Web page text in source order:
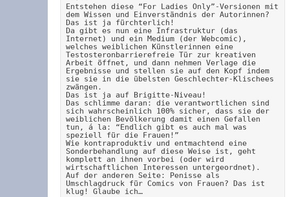
Entstehen diese “For Ladies Only”-Versionen mit
dem Wissen und Einverständnis der Autorinnen?
Das ist ja fürchterlich!
Da gibt es nun eine Infrastruktur (das
Internet) und ein Medium (der Webcomic),
welches weiblichen Künstlerinnen eine
Testosteronbarrierefreie Tür zur kreativen
Arbeit öffnet, und dann nehmen Verlage die
Ergebnisse und stellen sie auf den Kopf indem
sie sie in die übelsten Geschlechter-Klischees
zwängen.
Das ist ja auf Brigitte-Niveau!
Das schlimme daran: die verantwortlichen sind
sich wahrscheinlich 100% sicher, dass sie der
weiblichen Bevölkerung damit einen Gefallen
tun, á la: “Endlich gibt es auch mal was
speziell für die Frauen!”
Wie kontraproduktiv und entmachtend eine
Sonderbehandlung auf diese Weise ist, geht
komplett an ihnen vorbei (oder wird
wirtschaftlichen Interessen untergeordnet).
Auf der anderen Seite: Penisse als
Umschlagdruck für Comics von Frauen? Das ist
klug! Glaube ich…